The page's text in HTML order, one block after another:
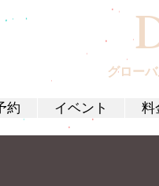
グロー
約 イベント 料